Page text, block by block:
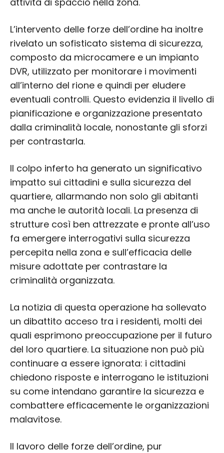
L’intervento delle forze dell’ordine ha inoltre
rivelato un sofisticato sistema di sicurezza,
composto da microcamere e un impianto
DVR, utilizzato per monitorare i movimenti
all’interno del rione e quindi per eludere
eventuali controlli. Questo evidenzia il livello di
pianificazione e organizzazione presentato
dalla criminalità locale, nonostante gli sforzi
per contrastarla.
Il colpo inferto ha generato un significativo
impatto sui cittadini e sulla sicurezza del
quartiere, allarmando non solo gli abitanti
ma anche le autorità locali. La presenza di
strutture così ben attrezzate e pronte all’uso
fa emergere interrogativi sulla sicurezza
percepita nella zona e sull’efficacia delle
misure adottate per contrastare la
criminalità organizzata.
La notizia di questa operazione ha sollevato
un dibattito acceso tra i residenti, molti dei
quali esprimono preoccupazione per il futuro
del loro quartiere. La situazione non può più
continuare a essere ignorata: i cittadini
chiedono risposte e interrogano le istituzioni
su come intendano garantire la sicurezza e
combattere efficacemente le organizzazioni
malavitose.
Il lavoro delle forze dell’ordine, pur